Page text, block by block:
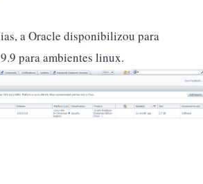
a Oracle disponibilizou para
para ambientes linux.